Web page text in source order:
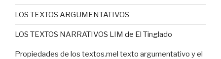
LOS TEXTOS ARGUMENTATIVOS
LOS TEXTOS NARRATIVOS LIM de El Tinglado
Propiedades de los textos.mel texto argumentativo y el